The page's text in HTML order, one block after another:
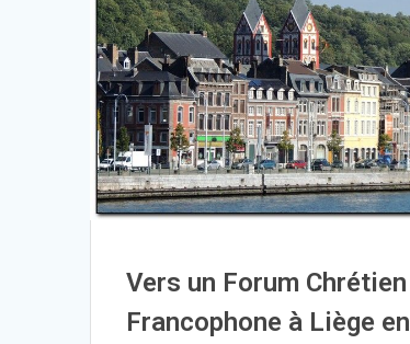
Vers un Forum Chrétien
Francophone à Liège en